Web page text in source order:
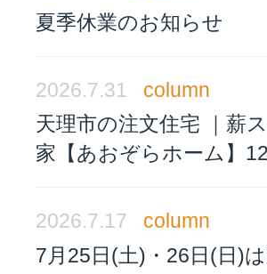
夏季休業のお知らせ
2026.7.31
column
天理市の注文住宅 ｜薪
家【あおぞらホーム】
2026.7.17
column
7月25日(土)・26日(日)